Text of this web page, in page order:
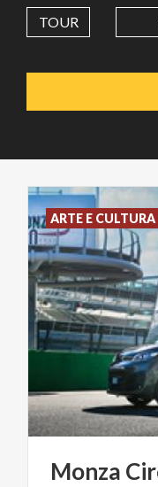
TOUR
Monza
ARTE E CULTURA